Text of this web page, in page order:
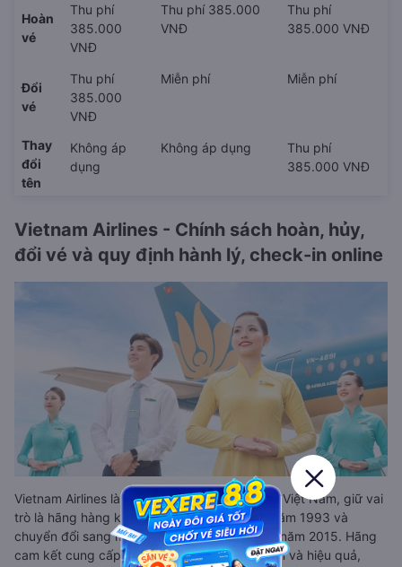
Hoàn
vé
Thu phí
385.000
VNĐ
Thu phí 385.000
VNĐ
Thu phí
385.000 VNĐ
Đổi
vé
Thu phí
385.000
VNĐ
Miễn phí Miễn phí
Thay
đổi
tên
Không áp
dụng
Không áp dụng
Thu phí
385.000 VNĐ
Vietnam Airlines - Chính sách hoàn, hủy,
đổi vé và quy định hành lý, check-in online
Vietnam Airlines là Tổng Công ty Hàng không Việt Nam, giữ vai
trò là hãng hàng không quốc gia, thành lập năm 1993 và
chuyển đổi sang mô hình công ty cổ phần từ năm 2015. Hãng
cam kết cung cấp dịch vụ chất lượng, an toàn và hiệu quả,